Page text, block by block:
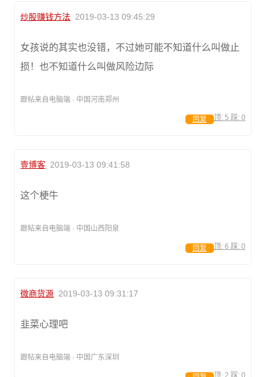
炒股赚钱方法 2019-03-13 09:45:29
女孩说的其实也没错，不过她可能不知道什么叫做止
损！也不知道什么叫做风险边际
跟帖来自电脑端 · 中国河南郑州
顶: 5 踩: 0
回复
壹博客 2019-03-13 09:41:58
这个梗牛
跟帖来自电脑端 · 中国山西阳泉
顶: 6 踩: 0
回复
微商货源 2019-03-13 09:31:17
韭菜心理吧
跟帖来自电脑端 · 中国广东深圳
顶: 2 踩: 0